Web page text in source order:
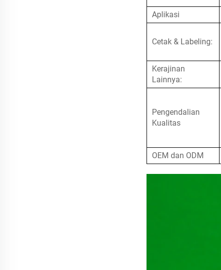
Aplikasi
Cetak & Labeling:
Kerajinan
Lainnya:
Pengendalian
Kualitas
OEM dan ODM